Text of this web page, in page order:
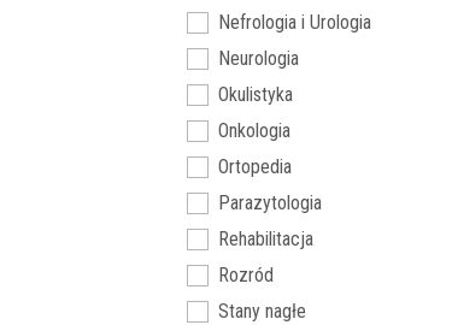
Nefrologia i Urologia
Neurologia
Okulistyka
Onkologia
Ortopedia
Parazytologia
Rehabilitacja
Rozród
Stany nagłe